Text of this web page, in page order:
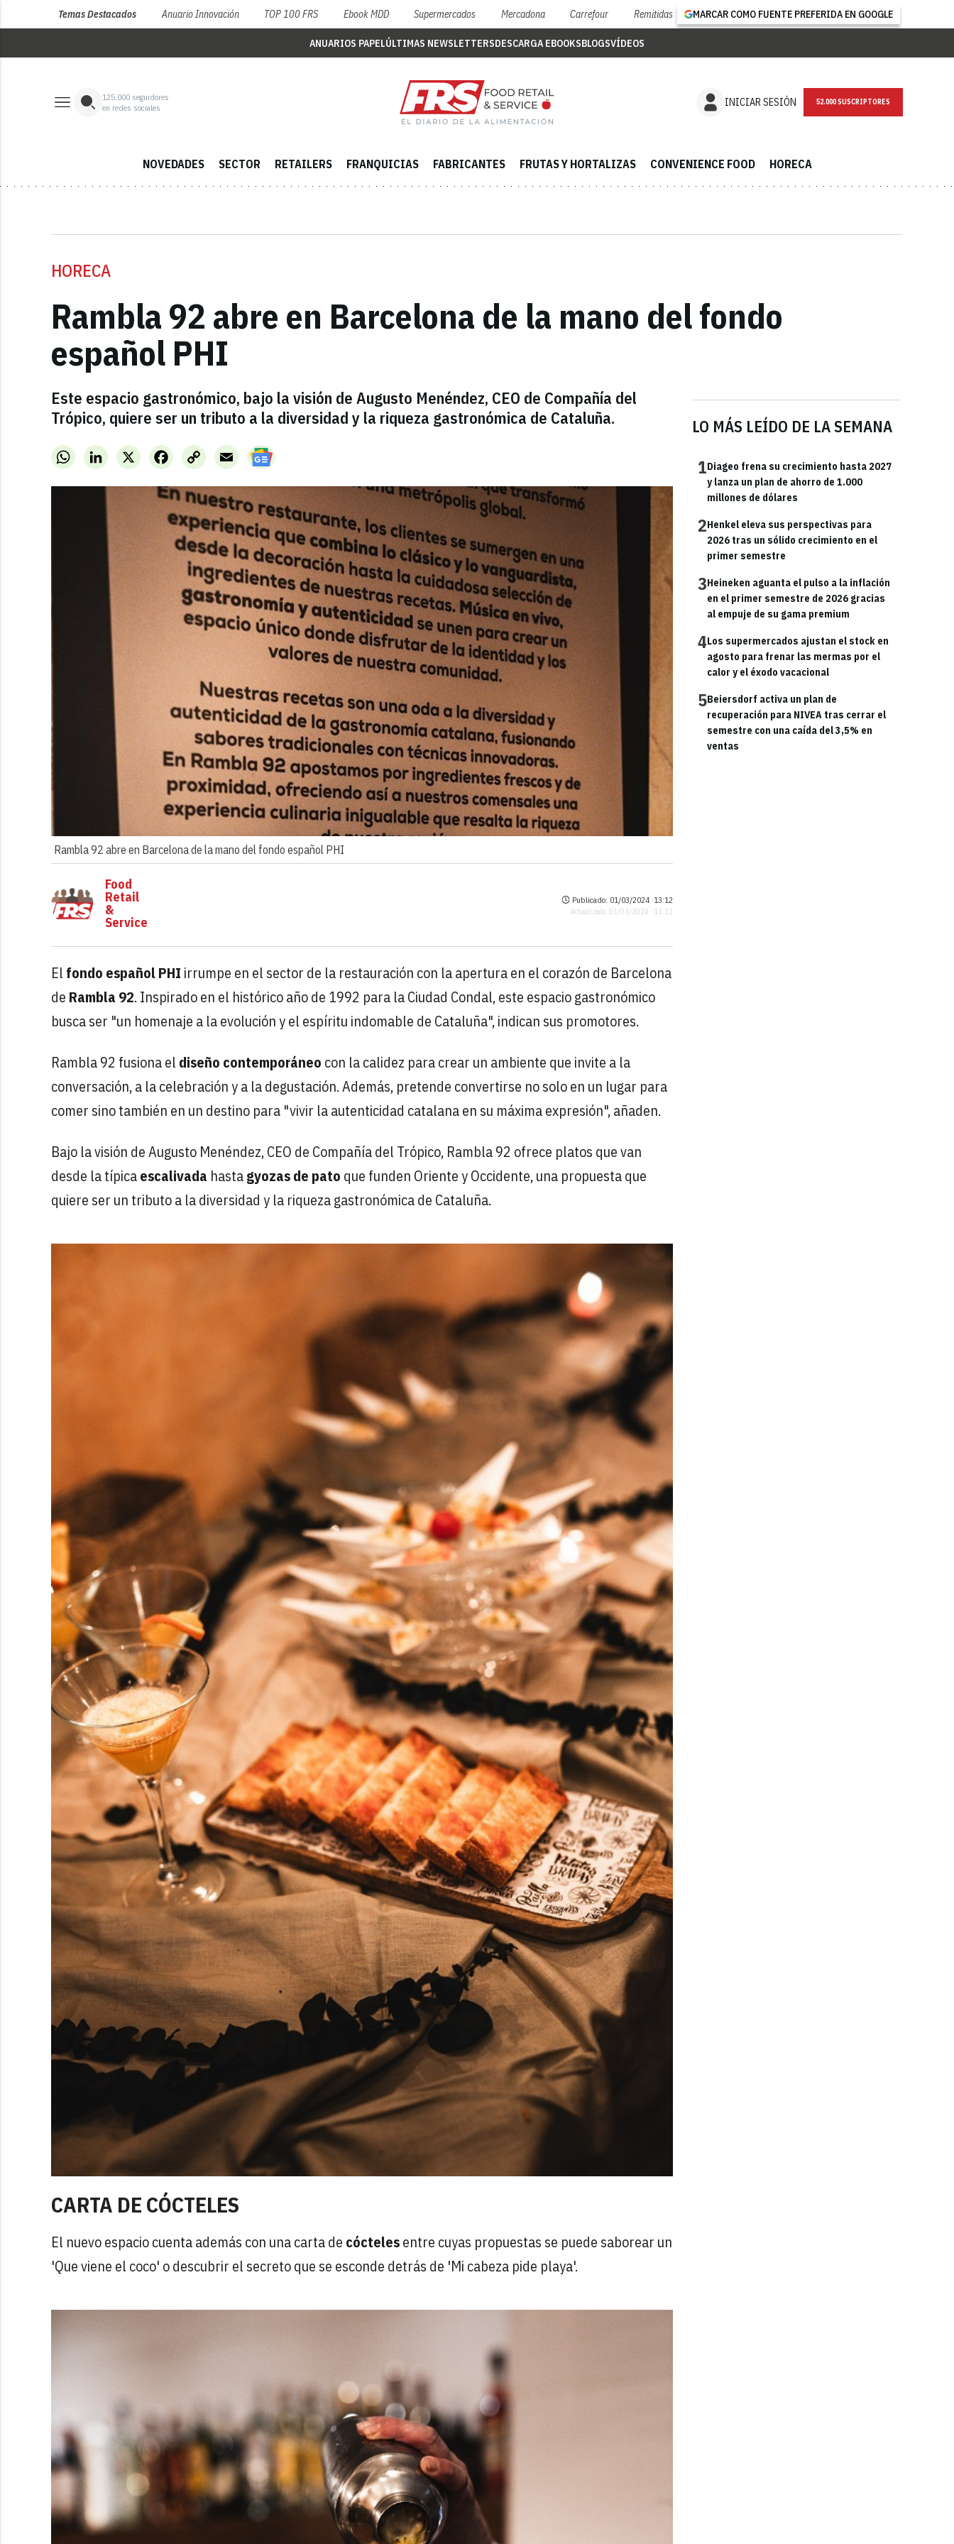
Temas Destacados Anuario Innovación TOP 100 FRS Ebook MDD Supermercados Mercadona Carrefour Remitidas MARCAR COMO FUENTE PREFERIDA EN GOOGLE
ANUARIOS PAPELÚLTIMAS NEWSLETTERSDESCARGA EBOOKSBLOGSVÍDEOS
125,000 seguidores
en redes sociales
INICIAR SESIÓN NEWSLETTER
NOVEDADES SECTOR RETAILERS FRANQUICIAS FABRICANTES FRUTAS Y HORTALIZAS CONVENIENCE FOOD HORECA
HORECA
Rambla 92 abre en Barcelona de la mano del fondo
español PHI
Este espacio gastronómico, bajo la visión de Augusto Menéndez, CEO de Compañía del
Trópico, quiere ser un tributo a la diversidad y la riqueza gastronómica de Cataluña.
WhatsAppLinkedInX FacebookCopy
Link
Email
Rambla 92 abre en Barcelona de la mano del fondo español PHI
LO MÁS LEÍDO DE LA SEMANA
1Diageo frena su crecimiento hasta 2027
y lanza un plan de ahorro de 1.000
millones de dólares
2Henkel eleva sus perspectivas para
2026 tras un sólido crecimiento en el
primer semestre
3Heineken aguanta el pulso a la inflación
en el primer semestre de 2026 gracias
al empuje de su gama premium
4Los supermercados ajustan el stock en
agosto para frenar las mermas por el
calor y el éxodo vacacional
5Beiersdorf activa un plan de
recuperación para NIVEA tras cerrar el
semestre con una caída del 3,5% en
ventas
Food
Retail
&
Service
Publicado: 01/03/2024 ·13:12
Actualizado: 01/03/2024 · 13:12
El fondo español PHI irrumpe en el sector de la restauración con la apertura en el corazón de Barcelona
de Rambla 92. Inspirado en el histórico año de 1992 para la Ciudad Condal, este espacio gastronómico
busca ser "un homenaje a la evolución y el espíritu indomable de Cataluña", indican sus promotores.
Rambla 92 fusiona el diseño contemporáneo con la calidez para crear un ambiente que invite a la
conversación, a la celebración y a la degustación. Además, pretende convertirse no solo en un lugar para
comer sino también en un destino para "vivir la autenticidad catalana en su máxima expresión", añaden.
Bajo la visión de Augusto Menéndez, CEO de Compañía del Trópico, Rambla 92 ofrece platos que van
desde la típicaescalivada hastagyozas de pato que funden Oriente y Occidente, una propuesta que
quiere ser un tributo a la diversidad y la riqueza gastronómica de Cataluña.
CARTA DE CÓCTELES
El nuevo espacio cuenta además con una carta de cóctelesentre cuyas propuestas se puede saborear un
'Que viene el coco' o descubrir el secreto que se esconde detrás de 'Mi cabeza pide playa'.